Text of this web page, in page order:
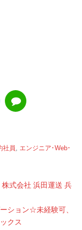
社員 , エンジニア･Web･
式会社 浜田運送 兵
ション☆未経験可、
クス